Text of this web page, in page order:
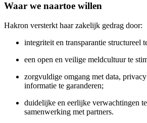
Waar we naartoe willen
Hakron versterkt haar zakelijk gedrag door:
integriteit en transparantie structureel
een open en veilige meldcultuur te
zorgvuldige omgang met data,
informatie te garanderen;
duidelijke en eerlijke verwachtingen
samenwerking met partners.